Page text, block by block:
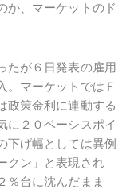
か、マーケットのド
たが６日発表の雇用
。マーケットではＦ
政策金利に連動する
に２０ベーシスポイ
下げ幅としては異例
クン」と表現され
％台に沈んだまま